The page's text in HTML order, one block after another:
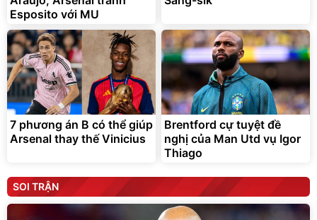
Esposito với MU
7 phương án B có thể giúp
Arsenal thay thế Vinicius
Brentford cự tuyệt đề
nghị của Man Utd vụ Igor
Thiago
SOI TRẬN